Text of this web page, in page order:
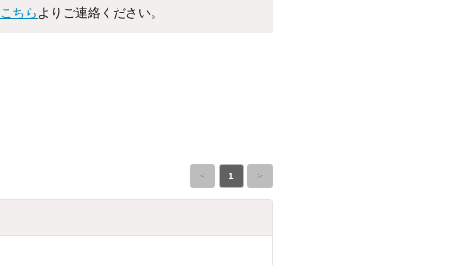
こちら よりご連絡ください。
< 1 >